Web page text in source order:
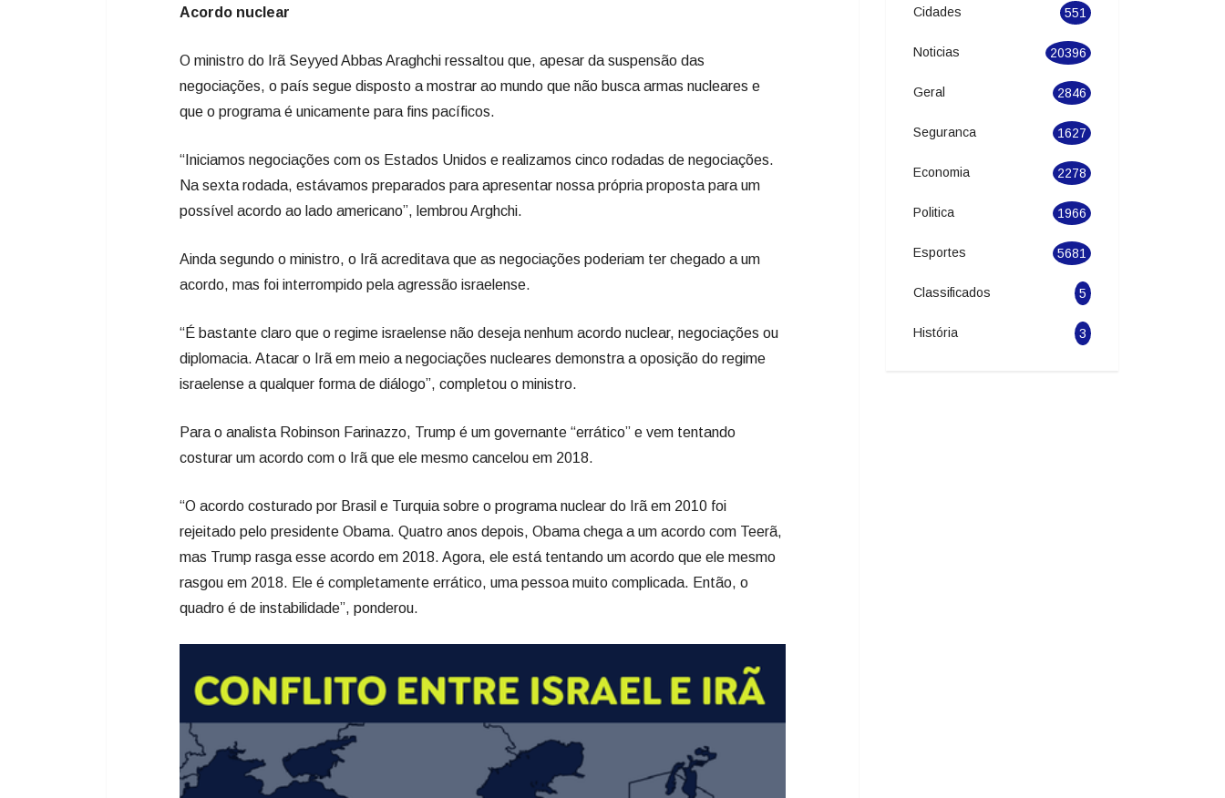
Acordo nuclear
O ministro do Irã Seyyed Abbas Araghchi ressaltou que, apesar da suspensão das
negociações, o país segue disposto a mostrar ao mundo que não busca armas nucleares e
que o programa é unicamente para fins pacíficos.
“Iniciamos negociações com os Estados Unidos e realizamos cinco rodadas de negociações.
Na sexta rodada, estávamos preparados para apresentar nossa própria proposta para um
possível acordo ao lado americano”, lembrou Arghchi.
Ainda segundo o ministro, o Irã acreditava que as negociações poderiam ter chegado a um
acordo, mas foi interrompido pela agressão israelense.
“É bastante claro que o regime israelense não deseja nenhum acordo nuclear, negociações ou
diplomacia. Atacar o Irã em meio a negociações nucleares demonstra a oposição do regime
israelense a qualquer forma de diálogo”, completou o ministro.
Para o analista Robinson Farinazzo, Trump é um governante “errático” e vem tentando
costurar um acordo com o Irã que ele mesmo cancelou em 2018.
“O acordo costurado por Brasil e Turquia sobre o programa nuclear do Irã em 2010 foi
rejeitado pelo presidente Obama. Quatro anos depois, Obama chega a um acordo com Teerã,
mas Trump rasga esse acordo em 2018. Agora, ele está tentando um acordo que ele mesmo
rasgou em 2018. Ele é completamente errático, uma pessoa muito complicada. Então, o
quadro é de instabilidade”, ponderou.
Categories
Cidades 551
Noticias 20396
Geral 2846
Seguranca 1627
Economia 2278
Politica 1966
Esportes 5681
Classificados 5